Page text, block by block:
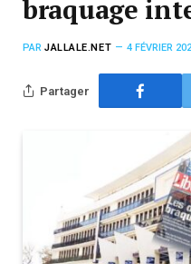
braquage
PAR JALLALE.NET 4 FÉVRIER
Partager